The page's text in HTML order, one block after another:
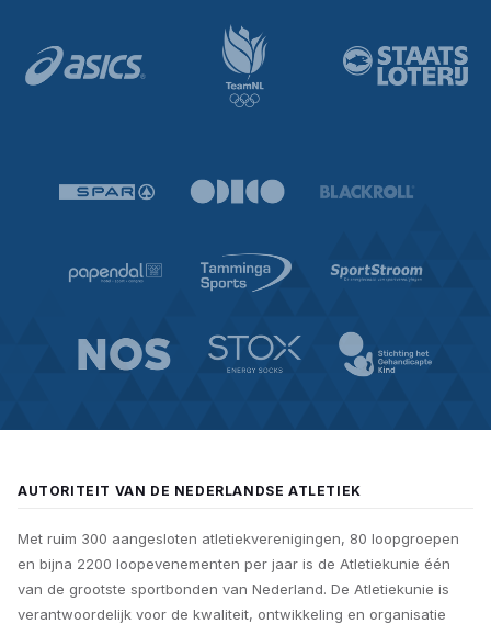
AUTORITEIT VAN DE NEDERLANDSE ATLETIEK
Met ruim 300 aangesloten atletiekverenigingen, 80 loopgroepen
en bijna 2200 loopevenementen per jaar is de Atletiekunie één
van de grootste sportbonden van Nederland. De Atletiekunie is
verantwoordelijk voor de kwaliteit, ontwikkeling en organisatie